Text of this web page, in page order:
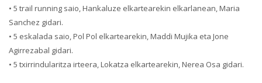
• 5 trail running saio, Hankaluze elkartearekin elkarlanean, Maria
Sanchez gidari.
• 5 eskalada saio, Pol Pol elkartearekin, Maddi Mujika eta Jone
Agirrezabal gidari.
• 5 txirrindularitza irteera, Lokatza elkartearekin, Nerea Osa gidari.